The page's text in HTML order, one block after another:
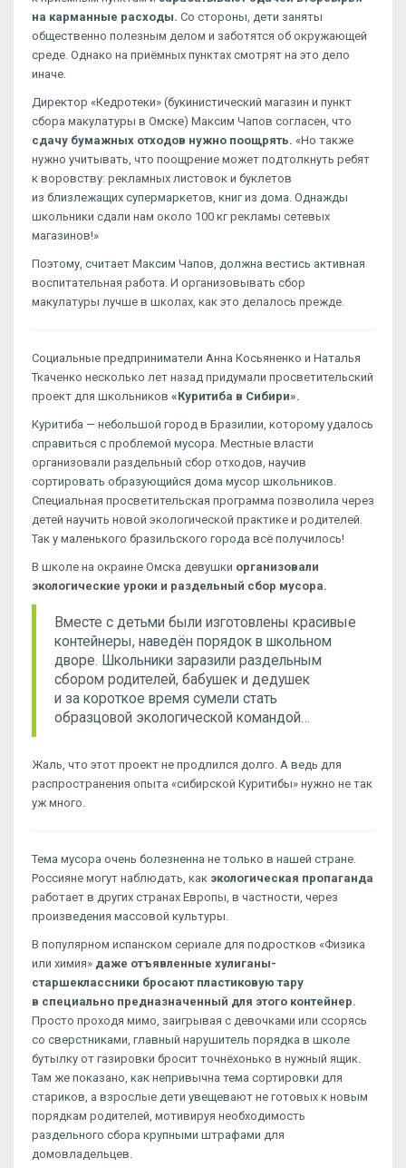
на карманные расходы. Со стороны, дети заняты
общественно полезным делом и заботятся об окружающей
среде. Однако на приёмных пунктах смотрят на это дело
иначе.
Директор «Кедротеки» (букинистический магазин и пункт
сбора макулатуры в Омске) Максим Чапов согласен, что
сдачу бумажных отходов нужно поощрять. «Но также
нужно учитывать, что поощрение может подтолкнуть ребят
к воровству: рекламных листовок и буклетов
из близлежащих супермаркетов, книг из дома. Однажды
школьники сдали нам около 100 кг рекламы сетевых
магазинов!»
Поэтому, считает Максим Чапов, должна вестись активная
воспитательная работа. И организовывать сбор
макулатуры лучше в школах, как это делалось прежде.
Социальные предприниматели Анна Косьяненко и Наталья
Ткаченко несколько лет назад придумали просветительский
проект для школьников «Куритиба в Сибири».
Куритиба — небольшой город в Бразилии, которому удалось
справиться с проблемой мусора. Местные власти
организовали раздельный сбор отходов, научив
сортировать образующийся дома мусор школьников.
Специальная просветительская программа позволила через
детей научить новой экологической практике и родителей.
Так у маленького бразильского города всё получилось!
В школе на окраине Омска девушки организовали
экологические уроки и раздельный сбор мусора.
Вместе с детьми были изготовлены красивые
контейнеры, наведён порядок в школьном
дворе. Школьники заразили раздельным
сбором родителей, бабушек и дедушек
и за короткое время сумели стать
образцовой экологической командой…
Жаль, что этот проект не продлился долго. А ведь для
распространения опыта «сибирской Куритибы» нужно не так
уж много.
Тема мусора очень болезненна не только в нашей стране.
Россияне могут наблюдать, как экологическая пропаганда
работает в других странах Европы, в частности, через
произведения массовой культуры.
В популярном испанском сериале для подростков «Физика
или химия» даже отъявленные хулиганы-
старшеклассники бросают пластиковую тару
в специально предназначенный для этого контейнер.
Просто проходя мимо, заигрывая с девочками или ссорясь
со сверстниками, главный нарушитель порядка в школе
бутылку от газировки бросит точнёхонько в нужный ящик.
Там же показано, как непривычна тема сортировки для
стариков, а взрослые дети увещевают не готовых к новым
порядкам родителей, мотивируя необходимость
раздельного сбора крупными штрафами для
домовладельцев.